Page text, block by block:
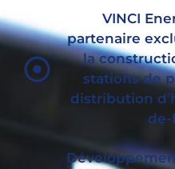
VINCI
partenaire
la
stations de
distribution
de-